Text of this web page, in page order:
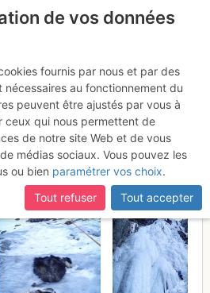
- Malaval
Dimanche
de vos données
fournis par nous et par des
nécessaires au fonctionnement du
peuvent être ajustés par vous à
ceux qui nous permettent de
de notre site Web et de vous
médias sociaux. Vous pouvez les
ou bien paramétrer vos choix.
Tout refuser
Tout accepter